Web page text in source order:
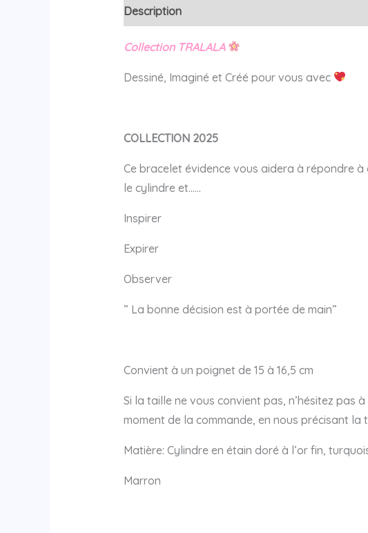
Description
Collection TRALALA
Dessiné, Imaginé et Créé pour vous avec
COLLECTION 2025
Ce bracelet évidence vous aidera à répondre
le cylindre et……
Inspirer
Expirer
Observer
” La bonne décision est à portée de main”
Convient à un poignet de 15 à 16,5 cm
Si la taille ne vous convient pas, n’hésitez
moment de la commande, en nous précisant
Matière: Cylindre en étain doré à l’or fin,
Marron